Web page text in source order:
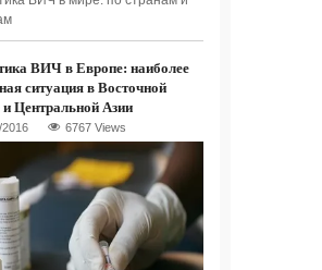
ВИЧ в Европе: наиболее
ситуация в Восточной
Центральной Азии
6767 Views